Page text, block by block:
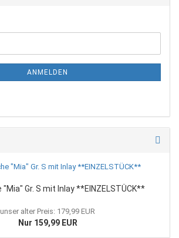
ANMELDEN
Gr. S mit Inlay **EINZELSTÜCK**
unser alter Preis: 179,99 EUR
Nur 159,99 EUR